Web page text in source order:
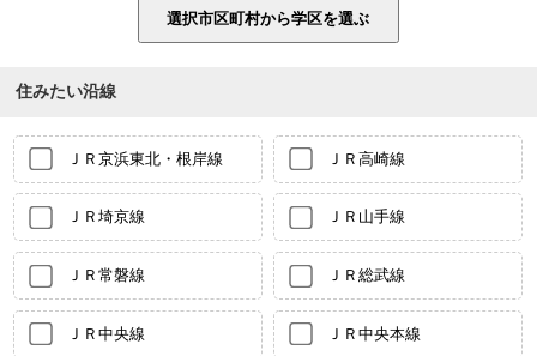
住みたい沿線
ＪＲ京浜東北・根岸線 ＪＲ高崎線
ＪＲ埼京線 ＪＲ山手線
ＪＲ常磐線 ＪＲ総武線
ＪＲ中央線 ＪＲ中央本線